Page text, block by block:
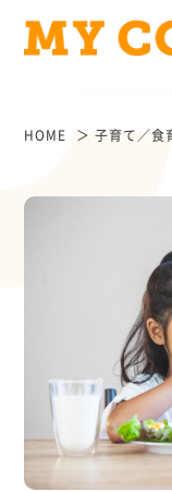
HOME 子育て／食